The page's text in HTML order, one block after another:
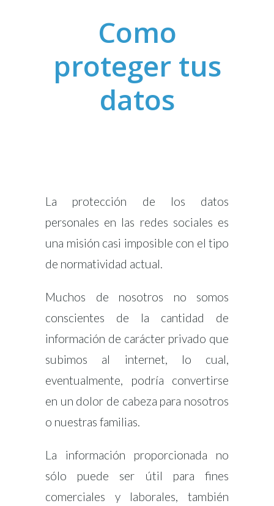
Como
proteger tus
datos
La protección de los datos
personales en las redes sociales es
una misión casi imposible con el tipo
de normatividad actual.
Muchos de nosotros no somos
conscientes de la cantidad de
información de carácter privado que
subimos al internet, lo cual,
eventualmente, podría convertirse
en un dolor de cabeza para nosotros
o nuestras familias.
La información proporcionada no
sólo puede ser útil para fines
comerciales y laborales, también